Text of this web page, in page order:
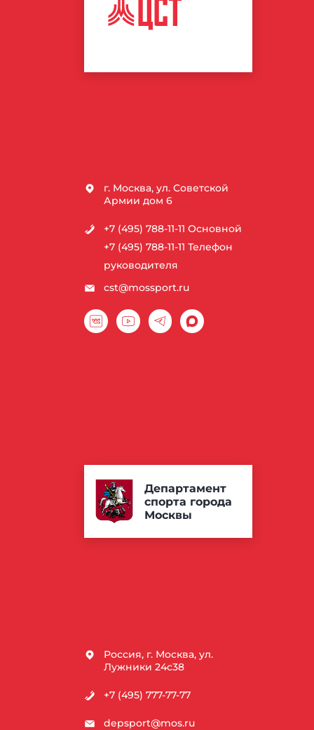
ЦЕНТР
г. Москва, ул. Советской
Армии дом 6
+7 (495) 788-11-11 Основной
+7 (495) 788-11-11 Телефон
руководителя
cst@mossport.ru
Департамент
спорта города
Москвы
Россия, г. Москва, ул.
Лужники 24с38
+7 (495) 777-77-77
depsport@mos.ru